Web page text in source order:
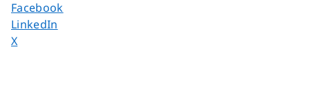
Dela sidan på
Facebook
Dela sidan på
LinkedIn
Dela sidan på
X